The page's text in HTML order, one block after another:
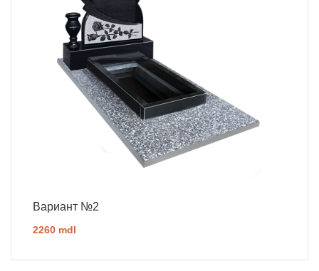
Вариант №2
2260 mdl